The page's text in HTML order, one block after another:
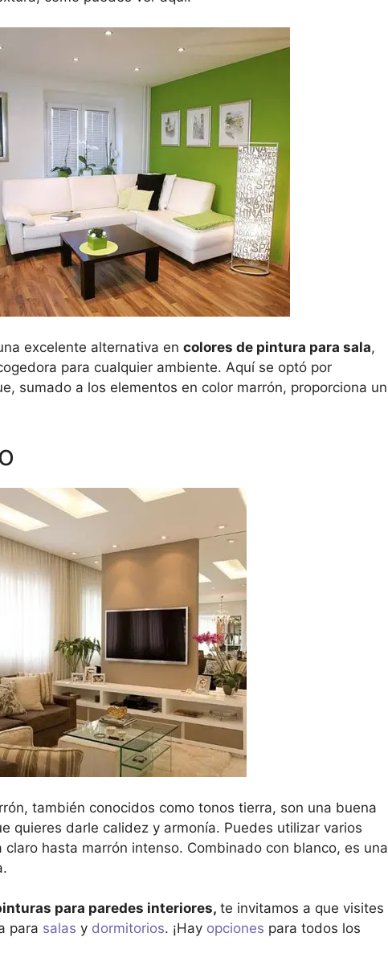
excelente alternativa en colores de pintura para sala,
para cualquier ambiente. Aquí se optó por
sumado a los elementos en color marrón, proporciona un
también conocidos como tonos tierra, son una buena
quieres darle calidez y armonía. Puedes utilizar varios
hasta marrón intenso. Combinado con blanco, es una
para paredes interiores, te invitamos a que visites
para salas y dormitorios. ¡Hay opciones para todos los